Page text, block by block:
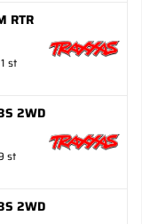
RTR
st
2WD
st
2WD